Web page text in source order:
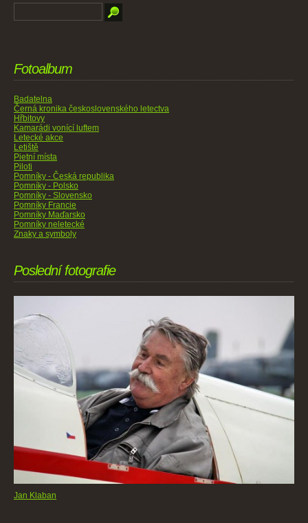
Fotoalbum
Badatelna
Černá kronika československého letectva
Hřbitovy
Kamarádi vonící luftem
Letecké akce
Letiště
Pietní místa
Piloti
Pomníky - Česká republika
Pomníky - Polsko
Pomníky - Slovensko
Pomníky Francie
Pomníky Maďarsko
Pomníky neletecké
Znaky a symboly
Poslední fotografie
Jan Klaban